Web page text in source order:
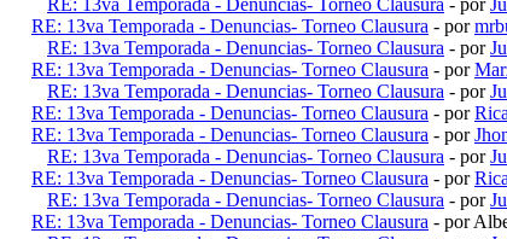
RE: 13va Temporada - Denuncias- Torneo Clausura - por
RE: 13va Temporada - Denuncias- Torneo Clausura - por
RE: 13va Temporada - Denuncias- Torneo Clausura - por
RE: 13va Temporada - Denuncias- Torneo Clausura - por
RE: 13va Temporada - Denuncias- Torneo Clausura - por
RE: 13va Temporada - Denuncias- Torneo Clausura - por
RE: 13va Temporada - Denuncias- Torneo Clausura - por
RE: 13va Temporada - Denuncias- Torneo Clausura - por
RE: 13va Temporada - Denuncias- Torneo Clausura - por
RE: 13va Temporada - Denuncias- Torneo Clausura - por